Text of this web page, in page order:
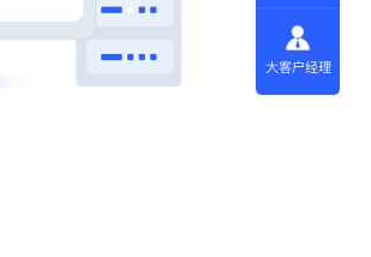
大客户经理